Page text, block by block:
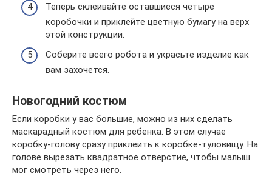
Теперь склеивайте оставшиеся четыре
коробочки и приклейте цветную бумагу на верх
этой конструкции.
Соберите всего робота и украсьте изделие как
вам захочется.
Новогодний костюм
Если коробки у вас большие, можно из них сделать
маскарадный костюм для ребенка. В этом случае
коробку-голову сразу приклеить к коробке-туловищу. На
голове вырезать квадратное отверстие, чтобы малыш
мог смотреть через него.